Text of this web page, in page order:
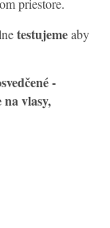
priestore.
testujemeaby
-
na vlasy,